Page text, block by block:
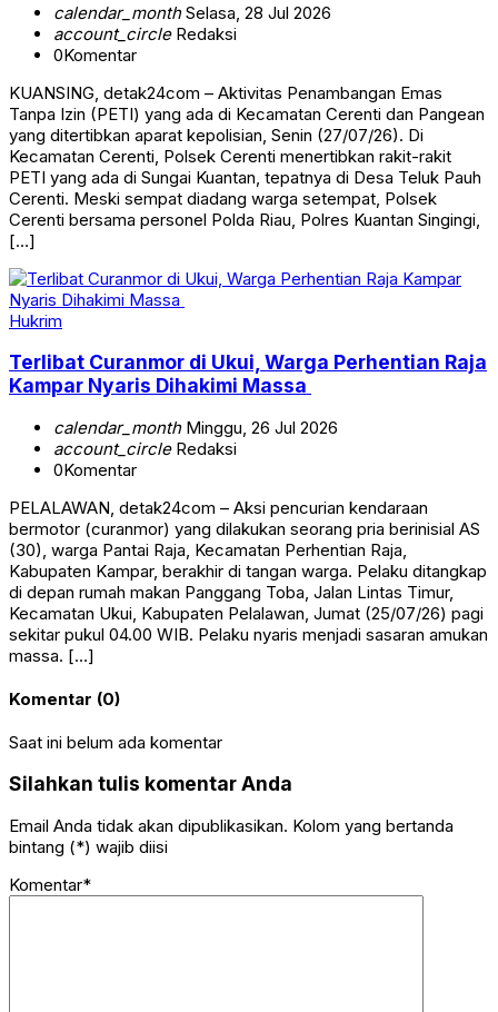
calendar_monthSelasa, 28 Jul 2026
account_circleRedaksi
0Komentar
KUANSING, detak24com – Aktivitas Penambangan Emas
Tanpa Izin (PETI) yang ada di Kecamatan Cerenti dan Pangean
yang ditertibkan aparat kepolisian, Senin (27/07/26). Di
Kecamatan Cerenti, Polsek Cerenti menertibkan rakit-rakit
PETI yang ada di Sungai Kuantan, tepatnya di Desa Teluk Pauh
Cerenti. Meski sempat diadang warga setempat, Polsek
Cerenti bersama personel Polda Riau, Polres Kuantan Singingi,
[…]
Hukrim
Terlibat Curanmor di Ukui, Warga Perhentian Raja
Kampar Nyaris Dihakimi Massa
calendar_monthMinggu, 26 Jul 2026
account_circleRedaksi
0Komentar
PELALAWAN, detak24com – Aksi pencurian kendaraan
bermotor (curanmor) yang dilakukan seorang pria berinisial AS
(30), warga Pantai Raja, Kecamatan Perhentian Raja,
Kabupaten Kampar, berakhir di tangan warga. Pelaku ditangkap
di depan rumah makan Panggang Toba, Jalan Lintas Timur,
Kecamatan Ukui, Kabupaten Pelalawan, Jumat (25/07/26) pagi
sekitar pukul 04.00 WIB. Pelaku nyaris menjadi sasaran amukan
massa. […]
Komentar (0)
Saat ini belum ada komentar
Silahkan tulis komentar Anda
Email Anda tidak akan dipublikasikan. Kolom yang bertanda
bintang (*) wajib diisi
Komentar*